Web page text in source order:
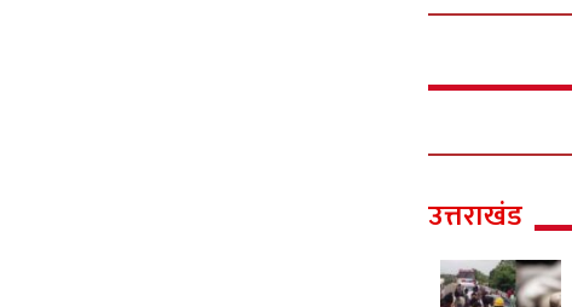
उत्तराखंड